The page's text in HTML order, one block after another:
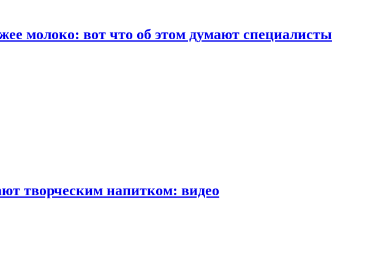
молоко: вот что об этом думают специалисты
творческим напитком: видео